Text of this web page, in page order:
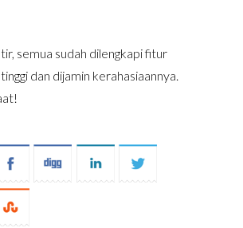
semua sudah dilengkapi fitur
dan dijamin kerahasiaannya.